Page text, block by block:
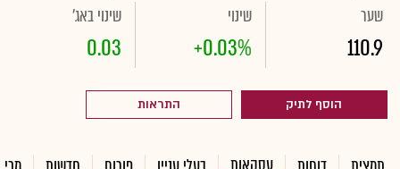
שער
110.9
שינוי
+0.03%
שינוי באג'
0.03
הוסף לתיק התראות